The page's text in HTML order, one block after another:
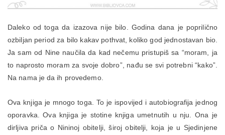
Daleko od toga da izazova nije bilo. Godina dana je poprilično
ozbiljan period za bilo kakav pothvat, koliko god jednostavan bio.
Ja sam od Nine naučila da kad nečemu pristupiš sa “moram, ja
to naprosto moram za svoje dobro”, nađu se svi potrebni “kako”.
Na nama je da ih provedemo.
Ova knjiga je mnogo toga. To je ispovijed i autobiografija jednog
oporavka. Ova knjiga je stotine knjiga umetnutih u nju. Ona je
dirljiva priča o Nininoj obitelji, široj obitelji, koja je u Sjedinjene